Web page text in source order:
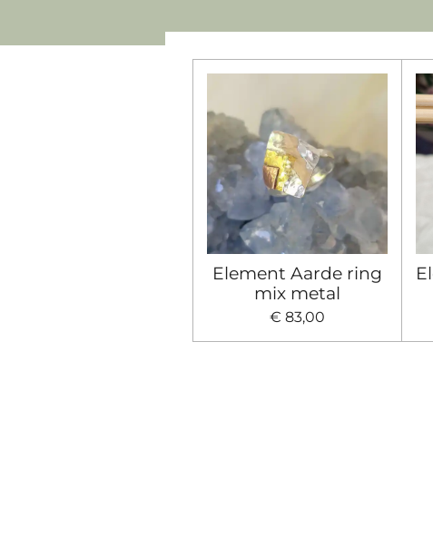
Element Aarde ring
mix metal
€ 83,00